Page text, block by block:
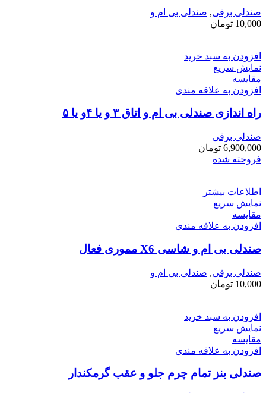
صندلی برقی, صندلی بی ام و
10,000 تومان
افزودن به سبد خرید
نمایش سریع
مقايسه
افزودن به علاقه مندی
راه اندازی صندلی بی ام و اتاق ۳ و یا ۴و یا ۵
صندلی برقی
6,900,000 تومان
فروخته شده
اطلاعات بیشتر
نمایش سریع
مقايسه
افزودن به علاقه مندی
صندلی بی ام و شاسی X6 مموری فعال
صندلی برقی, صندلی بی ام و
10,000 تومان
افزودن به سبد خرید
نمایش سریع
مقايسه
افزودن به علاقه مندی
صندلی بنز تمام چرم جلو و عقب گرمکندار